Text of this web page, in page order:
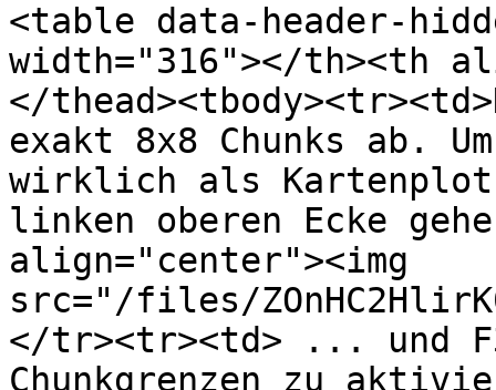
<table data-header-
width="316"></th><th
</
exakt 8x8 Chunks ab.
wirklich als
linken oberen Ecke
align="center"><img
src="/files/
</tr><tr><td> ... und
Chunkgrenzen zu